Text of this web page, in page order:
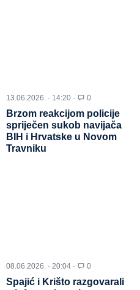
13.06.2026. · 14:20 · 0
Brzom reakcijom policije
spriječen sukob navijača
BIH i Hrvatske u Novom
Travniku
08.06.2026. · 20:04 · 0
Spajić i Krišto razgovarali